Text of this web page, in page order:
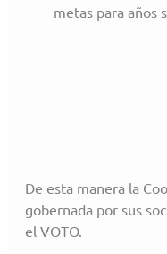
metas para años
De esta manera la
gobernada por sus
el VOTO.